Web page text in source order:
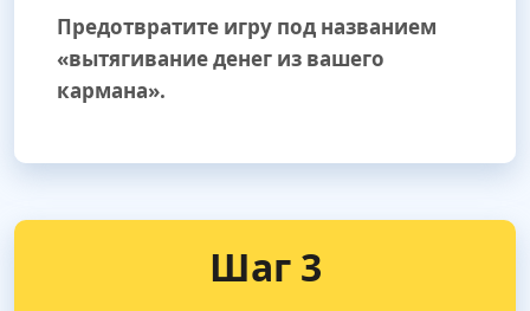
Предотвратите игру под названием
«вытягивание денег из вашего
кармана».
Шаг 3